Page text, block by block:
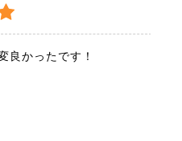
良かったです！